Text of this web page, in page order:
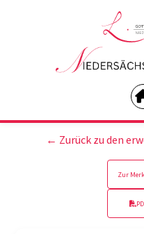
← Zurück zu den
Zur